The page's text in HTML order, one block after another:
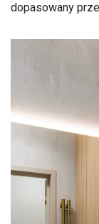
dopasowany